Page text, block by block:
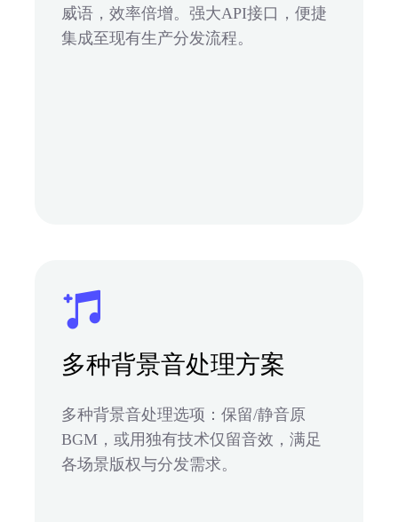
威语，效率倍增。强大API接口，便捷
集成至现有生产分发流程。
多种背景音处理方案
多种背景音处理选项：保留/静音原
BGM，或用独有技术仅留音效，满足
各场景版权与分发需求。